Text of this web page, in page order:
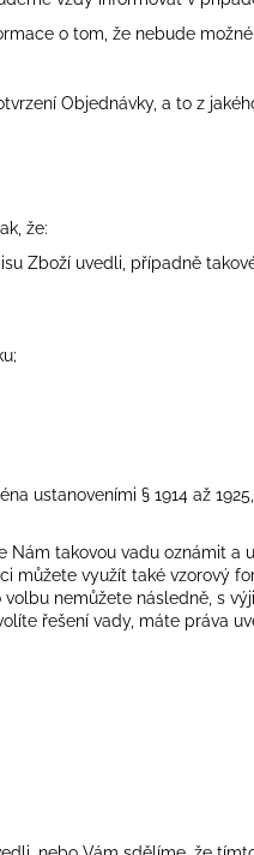
o tom, že nebude
Objednávky, a to z
že:
Zboží uvedli, případně
§ 1914 až 1925,
Nám takovou vadu oznámit a
můžete využít také vzorový
nemůžete následně, s
řešení vady, máte práva